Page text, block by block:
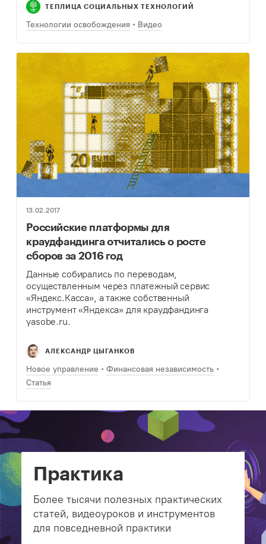
фондов. Технический партнер акции…
ТЕПЛИЦА СОЦИАЛЬНЫХ ТЕХНОЛОГИЙ
Технологии освобождения Видео
13.02.2017
Российские платформы для
краудфандинга отчитались о росте
сборов за 2016 год
Данные собирались по переводам,
осуществленным через платежный сервис
«Яндекс.Касса», а также собственный
инструмент «Яндекса» для краудфандинга
yasobe.ru.
АЛЕКСАНДР ЦЫГАНКОВ
Новое управление
Финансовая независимость
Статья
Практика
Более тысячи полезных практических
статей, видеоуроков и инструментов
для повседневной практики